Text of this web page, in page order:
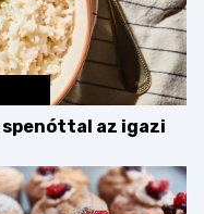
spenóttal az igazi